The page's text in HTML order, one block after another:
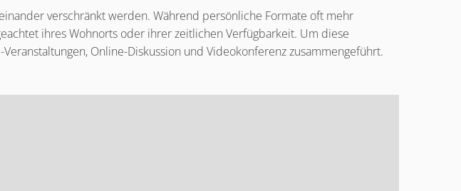
verschränkt werden. Während persönliche Formate oft mehr
ihres Wohnorts oder ihrer zeitlichen Verfügbarkeit. Um diese
Online-Diskussion und Videokonferenz zusammengeführt.
darstellt. Das Element kann mit einem Screenreader verwendet werden, aber es ist